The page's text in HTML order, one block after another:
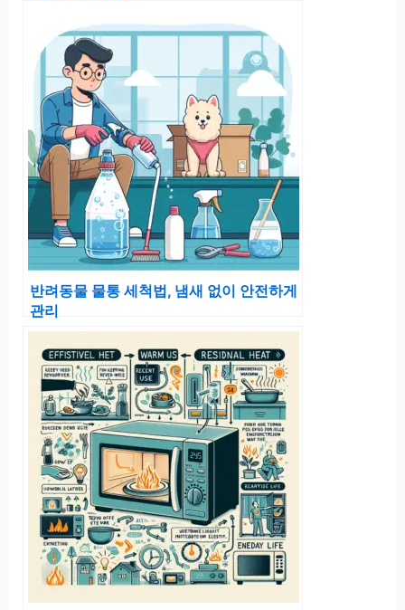
반려동물 물통 세척법, 냄새 없이 안전하게
관리